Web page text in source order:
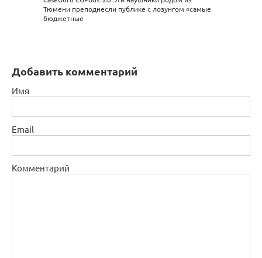
Тюмени преподнесли публике с лозунгом «самые
бюджетные
Добавить комментарий
Имя
Email
Комментарий